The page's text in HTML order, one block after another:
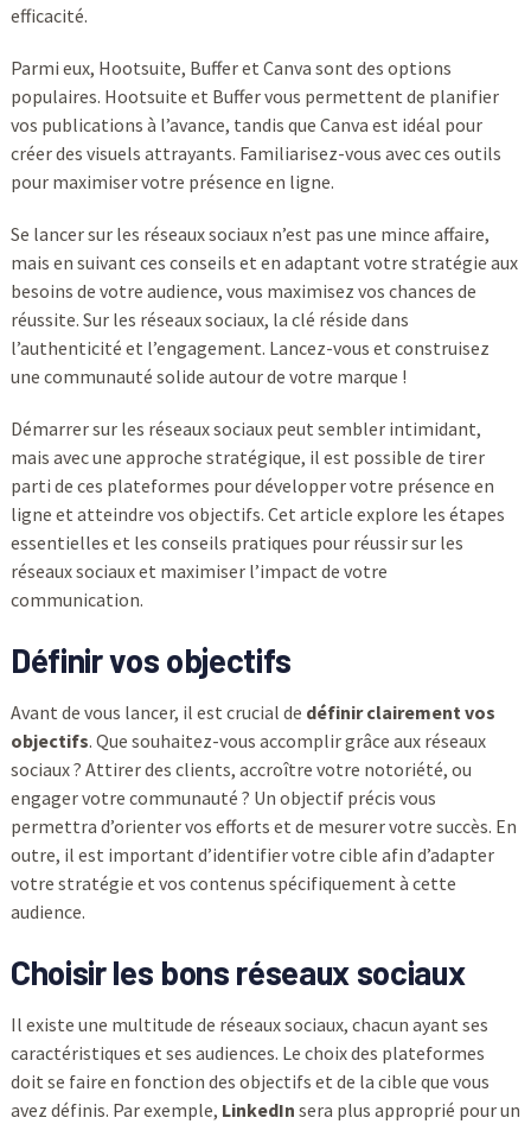
efficacité.
Parmi eux, Hootsuite, Buffer et Canva sont des options
populaires. Hootsuite et Buffer vous permettent de planifier
vos publications à l’avance, tandis que Canva est idéal pour
créer des visuels attrayants. Familiarisez-vous avec ces outils
pour maximiser votre présence en ligne.
Se lancer sur les réseaux sociaux n’est pas une mince affaire,
mais en suivant ces conseils et en adaptant votre stratégie aux
besoins de votre audience, vous maximisez vos chances de
réussite. Sur les réseaux sociaux, la clé réside dans
l’authenticité et l’engagement. Lancez-vous et construisez
une communauté solide autour de votre marque !
Démarrer sur les réseaux sociaux peut sembler intimidant,
mais avec une approche stratégique, il est possible de tirer
parti de ces plateformes pour développer votre présence en
ligne et atteindre vos objectifs. Cet article explore les étapes
essentielles et les conseils pratiques pour réussir sur les
réseaux sociaux et maximiser l’impact de votre
communication.
Définir vos objectifs
Avant de vous lancer, il est crucial de définir clairement vos
objectifs. Que souhaitez-vous accomplir grâce aux réseaux
sociaux ? Attirer des clients, accroître votre notoriété, ou
engager votre communauté ? Un objectif précis vous
permettra d’orienter vos efforts et de mesurer votre succès. En
outre, il est important d’identifier votre cible afin d’adapter
votre stratégie et vos contenus spécifiquement à cette
audience.
Choisir les bons réseaux sociaux
Il existe une multitude de réseaux sociaux, chacun ayant ses
caractéristiques et ses audiences. Le choix des plateformes
doit se faire en fonction des objectifs et de la cible que vous
avez définis. Par exemple, LinkedIn sera plus approprié pour un